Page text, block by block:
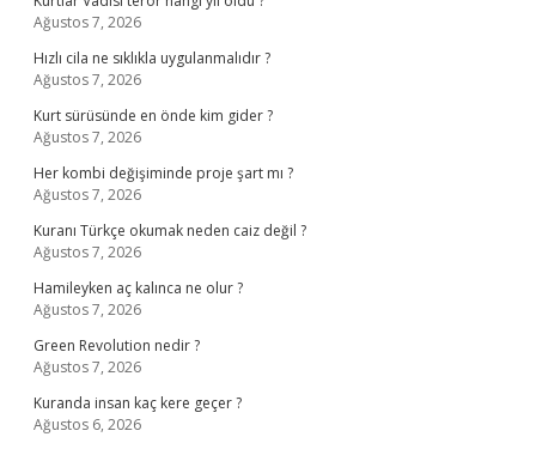
Ağustos 7, 2026
Hızlı cila ne sıklıkla uygulanmalıdır ?
Ağustos 7, 2026
Kurt sürüsünde en önde kim gider ?
Ağustos 7, 2026
Her kombi değişiminde proje şart mı ?
Ağustos 7, 2026
Kuranı Türkçe okumak neden caiz değil ?
Ağustos 7, 2026
Hamileyken aç kalınca ne olur ?
Ağustos 7, 2026
Green Revolution nedir ?
Ağustos 7, 2026
Kuranda insan kaç kere geçer ?
Ağustos 6, 2026